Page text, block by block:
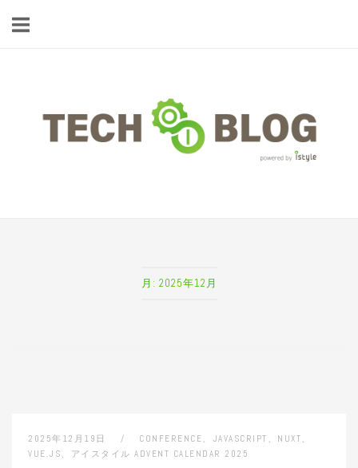
月: 2025年12月
2025年12月19日 CONFERENCE JAVASCRIPT NUXT
VUE.JS
アイスタイル ADVENT CALENDAR 2025